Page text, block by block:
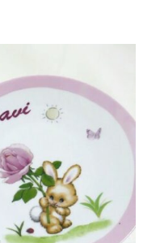
/ DÉTAILS